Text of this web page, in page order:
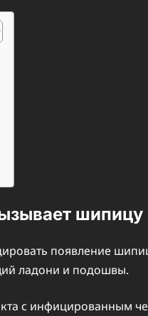
шипицу
появление
ладони и подошвы.
с инфицированным